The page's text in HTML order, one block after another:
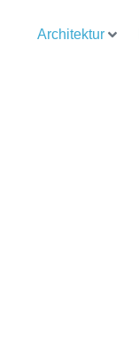
Architektur